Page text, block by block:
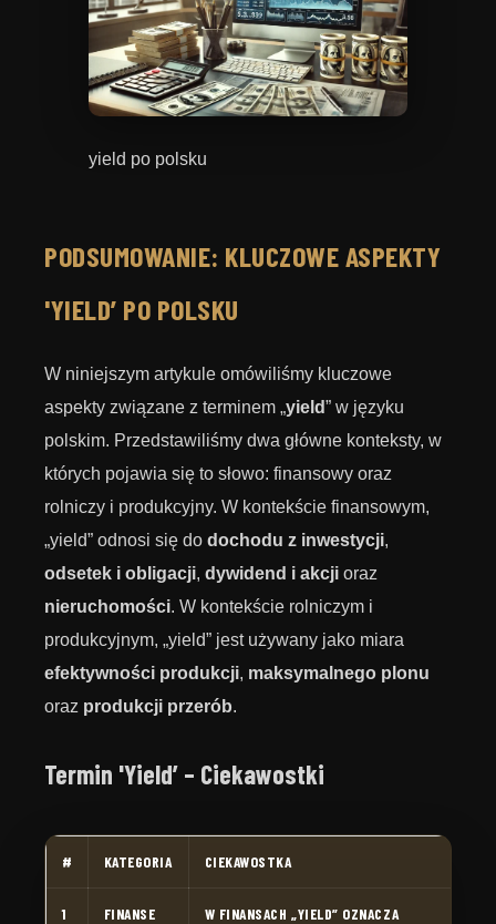
yield po polsku
PODSUMOWANIE: KLUCZOWE ASPEKTY
'YIELD’ PO POLSKU
W niniejszym artykule omówiliśmy kluczowe
aspekty związane z terminem „yield” w języku
polskim. Przedstawiliśmy dwa główne konteksty, w
których pojawia się to słowo: finansowy oraz
rolniczy i produkcyjny. W kontekście finansowym,
„yield” odnosi się do dochodu z inwestycji,
odsetek i obligacji, dywidend i akcji oraz
nieruchomości. W kontekście rolniczym i
produkcyjnym, „yield” jest używany jako miara
efektywności produkcji, maksymalnego plonu
oraz produkcji przerób.
Termin 'Yield’ – Ciekawostki
# KATEGORIA CIEKAWOSTKA
1 FINANSE
W FINANSACH „YIELD” OZNACZA